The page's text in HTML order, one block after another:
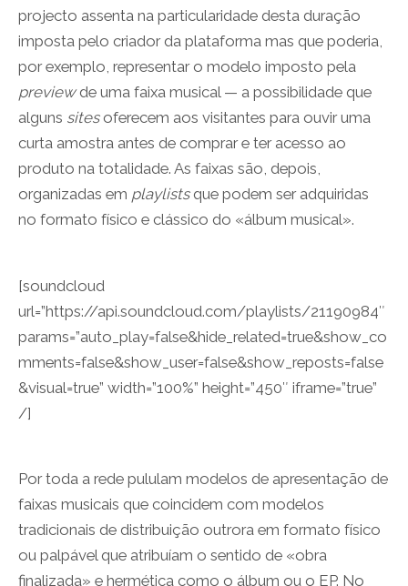
projecto assenta na particularidade desta duração
imposta pelo criador da plataforma mas que poderia,
por exemplo, representar o modelo imposto pela
previewde uma faixa musical — a possibilidade que
alguns sitesoferecem aos visitantes para ouvir uma
curta amostra antes de comprar e ter acesso ao
produto na totalidade. As faixas são, depois,
organizadas em playlistsque podem ser adquiridas
no formato físico e clássico do «álbum musical».
[soundcloud
url=”https://api.soundcloud.com/playlists/21190984″
params=”auto_play=false&hide_related=true&show_co
mments=false&show_user=false&show_reposts=false
&visual=true” width=”100%” height=”450″ iframe=”true”
/]
Por toda a rede pululam modelos de apresentação de
faixas musicais que coincidem com modelos
tradicionais de distribuição outrora em formato físico
ou palpável que atribuíam o sentido de «obra
finalizada» e hermética como o álbum ou o EP. No